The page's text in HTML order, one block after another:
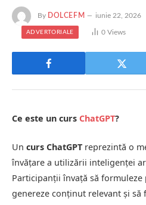
By DOLCEFM iunie 22, 2026
ADVERTORIALE 0 Views
Ce este un curs ChatGPT?
Un curs ChatGPT reprezintă o
învățare a utilizării inteligenței
Participanții învață să
genereze conținut relevant și să